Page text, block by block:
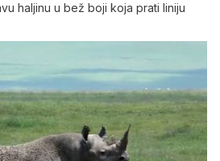
haljinu u bež boji koja prati liniju